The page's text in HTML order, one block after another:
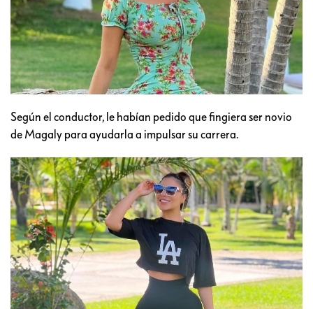
Según el conductor, le habían pedido que fingiera ser novio
de Magaly para ayudarla a impulsar su carrera.